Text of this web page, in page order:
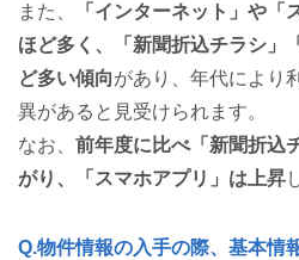
また、
「インターネット」や
ほど多く、「新聞折込チラシ」
ど多い傾向があり、年代により
異があると見受けられます。
なお、 前年度に比べ「新聞折込
がり、「スマホアプリ」は上昇
Q.物件情報の入手の際、基本情